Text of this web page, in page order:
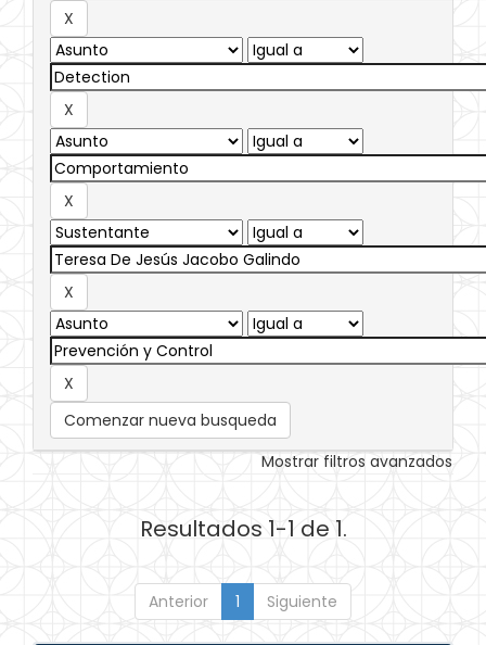
Comenzar nueva busqueda
Mostrar filtros avanzados
Resultados 1-1 de 1.
Anterior 1 Siguiente